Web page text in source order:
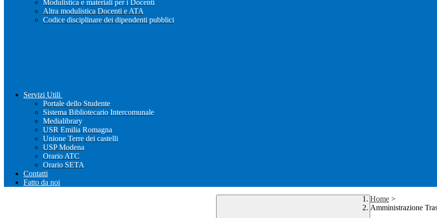
Modulistica e materiali per i Docenti
Altra modulistica Docenti e ATA
Codice disciplinare dei dipendenti pubblici
Servizi Utili
Portale dello Studente
Sistema Bibliotecario Intercomunale
Medialibrary
USR Emilia Romagna
Unione Terre dei castelli
USP Modena
Orario ATC
Orario SETA
Contatti
Fatto da noi
Home >
Amministrazione